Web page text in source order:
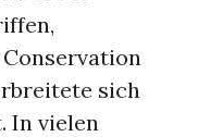
sich
In vielen